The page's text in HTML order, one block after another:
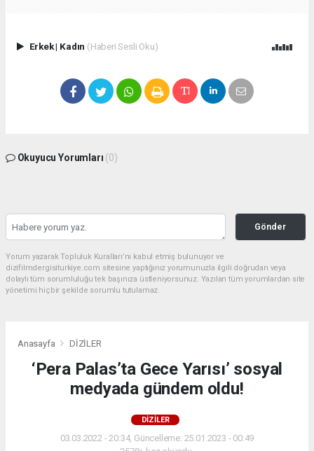
Erkek| Kadın (Haberi Sesli Oku)
Okuyucu Yorumları (0)
Gönder
Yorum yazarak Topluluk Kuralları’nı kabul etmiş bulunuyor ve
dizifilmdergisiturkiye.com sitesine yaptığınız yorumunuzla ilgili doğrudan veya
dolaylı tüm sorumluluğu tek başınıza üstleniyorsunuz. Yazılan tüm yorumlardan site
yönetimi hiçbir şekilde sorumlu tutulamaz.
Anasayfa DİZİLER
‘Pera Palas’ta Gece Yarısı’ sosyal
medyada gündem oldu!
DİZİLER
03.03.2022 - 20:34, Güncelleme: 25.01.2023 - 00:49